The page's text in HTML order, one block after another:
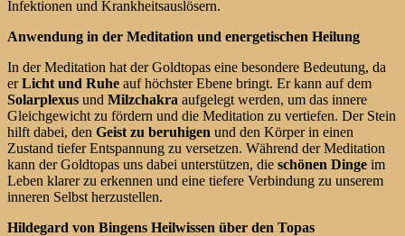
Infektionen und Krankheitsauslösern.
Anwendung in der Meditation und energetischen Heilung
In der Meditation hat der Goldtopas eine besondere Bedeutung, da
erLicht und Ruhe auf höchster Ebene bringt. Er kann auf dem
Solarplexus und Milzchakra aufgelegt werden, um das innere
Gleichgewicht zu fördern und die Meditation zu vertiefen. Der Stein
hilft dabei, den Geist zu beruhigen und den Körper in einen
Zustand tiefer Entspannung zu versetzen. Während der Meditation
kann der Goldtopas uns dabei unterstützen, die schönen Dinge im
Leben klarer zu erkennen und eine tiefere Verbindung zu unserem
inneren Selbst herzustellen.
Hildegard von Bingens Heilwissen über den Topas